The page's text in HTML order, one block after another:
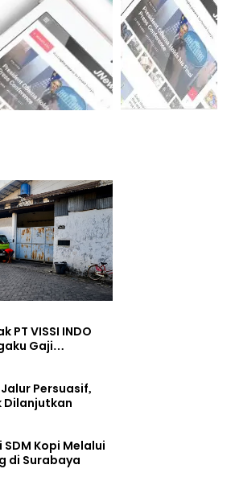
PT VISSI INDO
Gaji
Persuasif,
Dilanjutkan
Kopi Melalui
di Surabaya